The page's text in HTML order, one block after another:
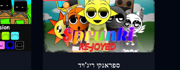
ספראנקי ריג'ויד